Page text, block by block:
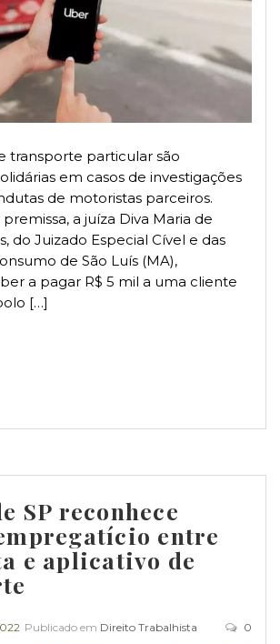
transporte particular são
em casos de investigações
de motoristas parceiros.
a juíza Diva Maria de
do Juizado Especial Cível e das
de São Luís (MA),
a pagar R$ 5 mil a uma cliente
[…]
SP reconhece
entre
e aplicativo de
Publicado em Direito Trabalhista 0